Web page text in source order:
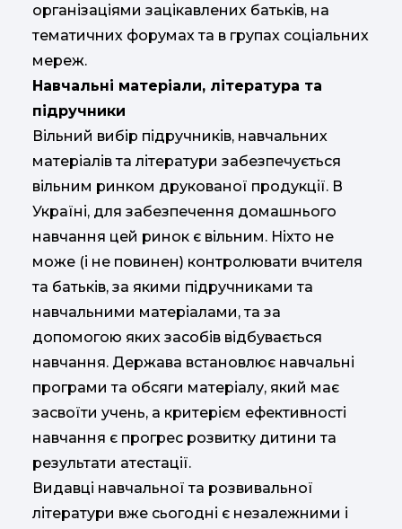
організаціями зацікавлених батьків, на
тематичних форумах та в групах соціальних
мереж.
Навчальні матеріали, література та
підручники
Вільний вибір підручників, навчальних
матеріалів та літератури забезпечується
вільним ринком друкованої продукції. В
Україні, для забезпечення домашнього
навчання цей ринок є вільним. Ніхто не
може (і не повинен) контролювати вчителя
та батьків, за якими підручниками та
навчальними матеріалами, та за
допомогою яких засобів відбувається
навчання. Держава встановлює навчальні
програми та обсяги матеріалу, який має
засвоїти учень, а критерієм ефективності
навчання є прогрес розвитку дитини та
результати атестації.
Видавці навчальної та розвивальної
літератури вже сьогодні є незалежними і